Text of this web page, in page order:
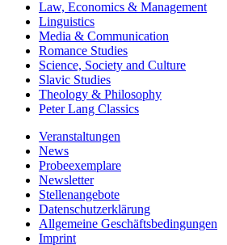
Law, Economics & Management
Linguistics
Media & Communication
Romance Studies
Science, Society and Culture
Slavic Studies
Theology & Philosophy
Peter Lang Classics
Veranstaltungen
News
Probeexemplare
Newsletter
Stellenangebote
Datenschutzerklärung
Allgemeine Geschäftsbedingungen
Imprint